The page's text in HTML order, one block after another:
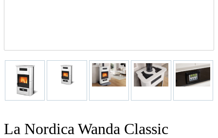
La Nordica Wanda Classic